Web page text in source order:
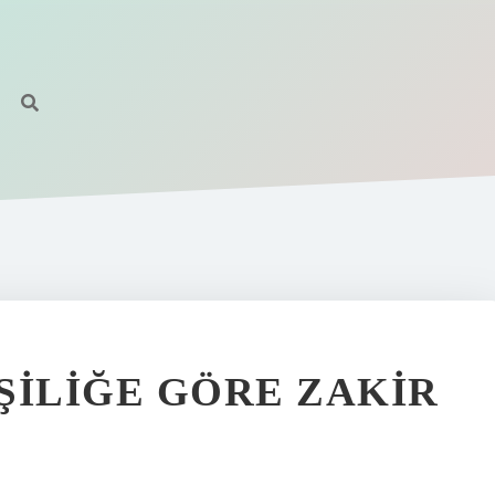
GÖRE ZAKIR